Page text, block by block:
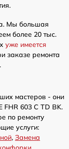
Мы большая
более 20 тыс.
уже имеется
заказе ремонта
мастеров - они
FHR 603 C TD BK.
по ремонту
услуги:
, Замена